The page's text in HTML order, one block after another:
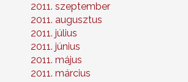
2011. szeptember
2011. augusztus
2011. július
2011. június
2011. május
2011. március